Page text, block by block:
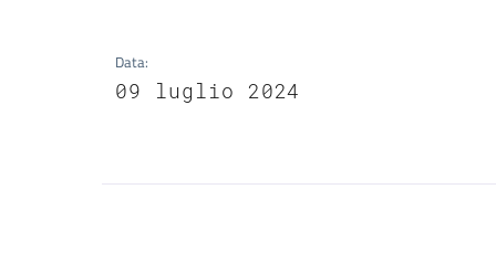
Data:
09 luglio 2024